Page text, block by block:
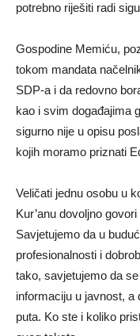
potrebno riješiti radi
Gospodine Memiću,
tokom mandata
SDP-a i da redovno
kao i svim događajima
sigurno nije u opisu
kojih moramo priznati
Veličati jednu osobu u
Kur’anu dovoljno
Savjetujemo da u
profesionalnosti i
tako, savjetujemo da
informaciju u javnost, a
puta. Ko ste i koliko